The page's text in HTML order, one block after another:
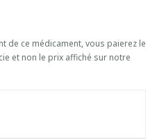
de ce médicament, vous paierez le
et non le prix affiché sur notre